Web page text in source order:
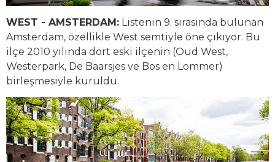
WEST - AMSTERDAM: Listenin 9. sırasında bulunan
Amsterdam, özellikle West semtiyle öne çıkıyor. Bu
ilçe 2010 yılında dört eski ilçenin (Oud West,
Westerpark, De Baarsjes ve Bos en Lommer)
birleşmesiyle kuruldu.